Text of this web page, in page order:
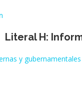
Literal H:
y gubernamentales